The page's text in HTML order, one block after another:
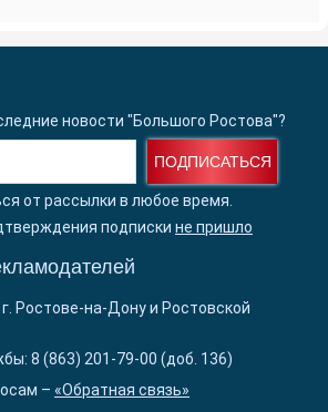
новости "Большого Ростова"?
ПОДПИСАТЬСЯ
от рассылки в любое время.
подписки не пришло
Ростове-на-Дону и Ростовской
8 (863) 201-79-00 (доб. 136)
– «Обратная связь»